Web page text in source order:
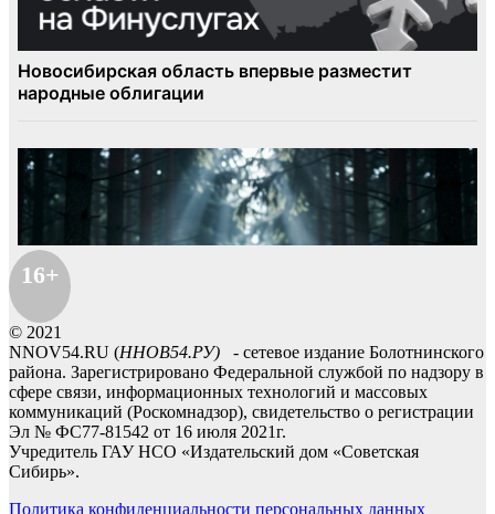
16+
© 2021
NNOV54.RU (ННОВ54.РУ) - сетевое издание Болотнинского
района. Зарегистрировано Федеральной службой по надзору в
сфере связи, информационных технологий и массовых
коммуникаций (Роскомнадзор), свидетельство о регистрации
Эл № ФС77-81542 от 16 июля 2021г.
Учредитель ГАУ НСО «Издательский дом «Советская
Сибирь».
Политика конфиденциальности персональных данных